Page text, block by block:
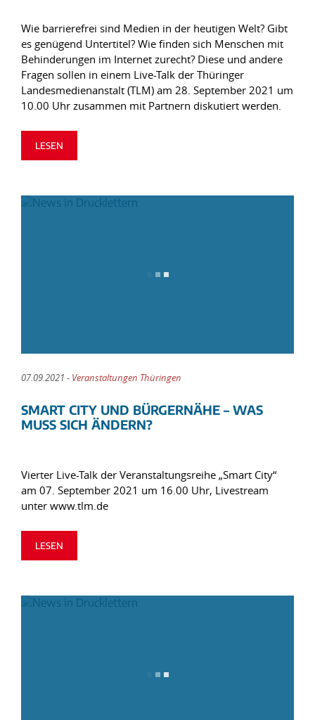
Wie barrierefrei sind Medien in der heutigen Welt? Gibt
es genügend Untertitel? Wie finden sich Menschen mit
Behinderungen im Internet zurecht? Diese und andere
Fragen sollen in einem Live-Talk der Thüringer
Landesmedienanstalt (TLM) am 28. September 2021 um
10.00 Uhr zusammen mit Partnern diskutiert werden.
LESEN
07.09.2021 - Veranstaltungen Thüringen
SMART CITY UND BÜRGERNÄHE – WAS
MUSS SICH ÄNDERN?
Vierter Live-Talk der Veranstaltungsreihe „Smart City“
am 07. September 2021 um 16.00 Uhr, Livestream
unter www.tlm.de
LESEN